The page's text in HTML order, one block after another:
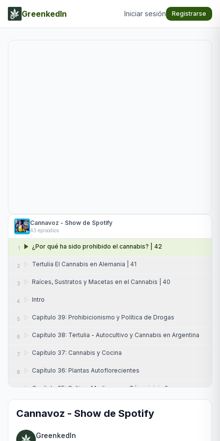
GreenkedIn Iniciar sesión Registrarse
Cannavoz - Show de Spotify
43 episodios
1 ¿Por qué ha sido prohibido el cannabis? | 42
2 Tertulia El Cannabis en Alemania | 41
3 Raíces, Sustratos y Macetas en el Cannabis | 40
4 Intro
5 Capítulo 39: Prohibicionismo y Política de Drogas
6 Capítulo 38: Tertulia - Autocultivo y Cannabis en Argentina
7 Capítulo 37: Cannabis y Cocina
8 Capítulo 36: Plantas Autoflorecientes
Capítulo 35: Cultivar Marihuana - ¿Cómo iniciar?
Cannavoz - Show de Spotify
GreenkedIn